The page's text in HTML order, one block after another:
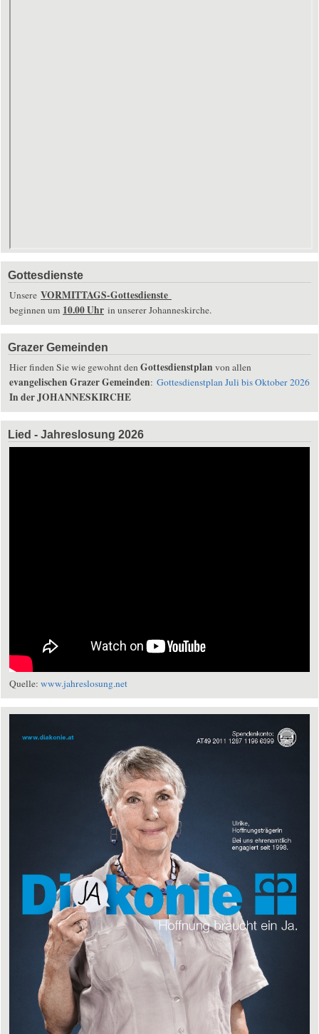
Gottesdienste
Unsere VORMITTAGS-Gottesdienste
beginnen um 10.00 Uhr in unserer Johanneskirche.
Grazer Gemeinden
Hier finden Sie wie gewohnt den Gottesdienstplan von allen
evangelischen Grazer Gemeinden: Gottesdienstplan Juli bis Oktober 2026
In der JOHANNESKIRCHE
Lied - Jahreslosung 2026
Quelle: www.jahreslosung.net